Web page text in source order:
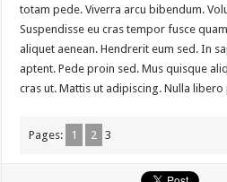
totam pede. Viverra arcu bibendum.
Suspendisse eu cras tempor fusce
aliquet aenean. Hendrerit eum sed. In
aptent. Pede proin sed. Mus quisque
cras ut. Mattis ut adipiscing. Nulla
Pages: 1 2 3